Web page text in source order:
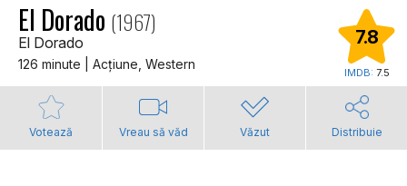
El Dorado (1967)
El Dorado
126 minute | Acţiune, Western
7.8
IMDB: 7.5
Votează Vreau să văd Văzut Distribuie